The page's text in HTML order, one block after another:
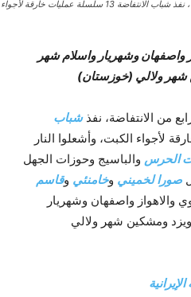
في الاسبوع الأول من الشهر الرابع من الانتفاضة، نفذ شباب الانتفاضة 13 سلسلة عمليات خارقة لأجواء
واصفهان وشهريار واسلام شهر
شهر ولالي (خوزستان)
من الانتفاضة، نفذشباب
لأجواء الكبت، وأشعلوا النار
الحرس والباسيج وحوزات الجهل
صورا لخميني وخامنئي وقاسم
والاهواز واصفهان وشهريار
ومشكين شهر ولالي